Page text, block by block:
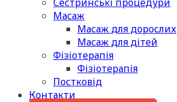
Масаж
Масаж для дорослих
Масаж для дітей
Фізіотерапія
Фізіотерапія
Постковід
Контакти